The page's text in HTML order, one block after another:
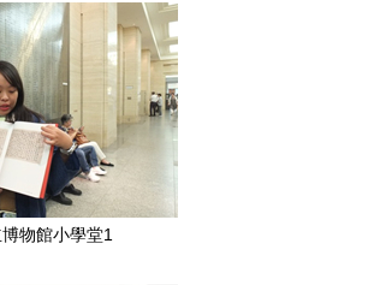
物館小學堂1